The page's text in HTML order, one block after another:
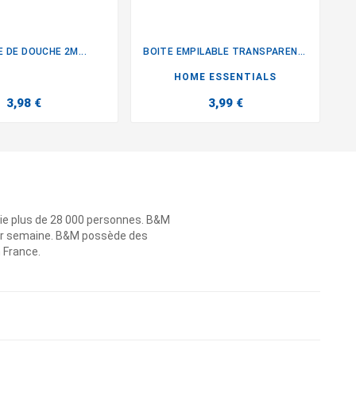
DE DOUCHE 2M...
3,98 €
BOITE EMPILABLE TRANSPARENTE L
HOME ESSENTIALS
3,99 €
plus de 28 000 personnes. B&M
B&M possède des